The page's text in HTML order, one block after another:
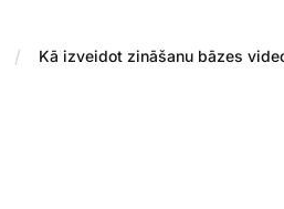
/ Kā izveidot zināšanu bāzes